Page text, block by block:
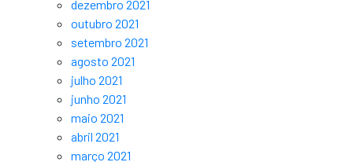
dezembro 2021
outubro 2021
setembro 2021
agosto 2021
julho 2021
junho 2021
maio 2021
abril 2021
março 2021